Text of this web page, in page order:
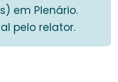
em Plenário.
pelo relator.